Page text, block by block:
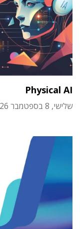
Physical AI
שלישי, 8 בספטמבר 2026